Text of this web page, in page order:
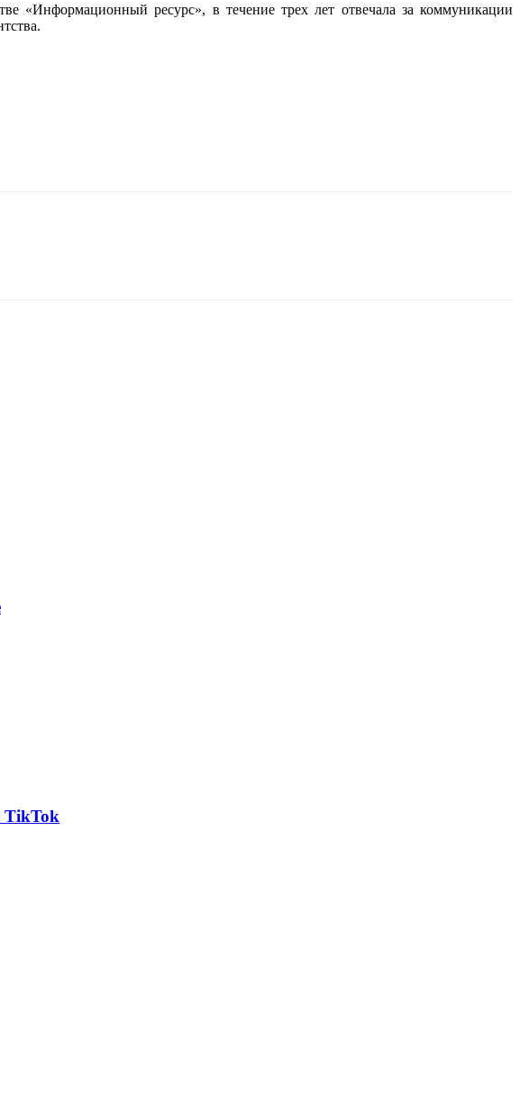
«Информационный ресурс», в течение трех лет отвечала за коммуникации
TikTok